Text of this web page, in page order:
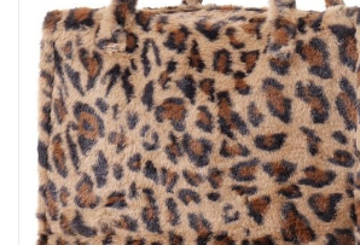
Fashion
ON THE BEACH
Charmin*s
Ohlala Jewels